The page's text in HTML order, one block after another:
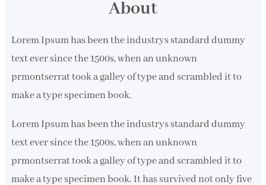
c
h
About
Lorem Ipsum has been the industrys standard dummy
text ever since the 1500s, when an unknown
prmontserrat took a galley of type and scrambled it to
make a type specimen book.
Lorem Ipsum has been the industrys standard dummy
text ever since the 1500s, when an unknown
prmontserrat took a galley of type and scrambled it to
make a type specimen book. It has survived not only five